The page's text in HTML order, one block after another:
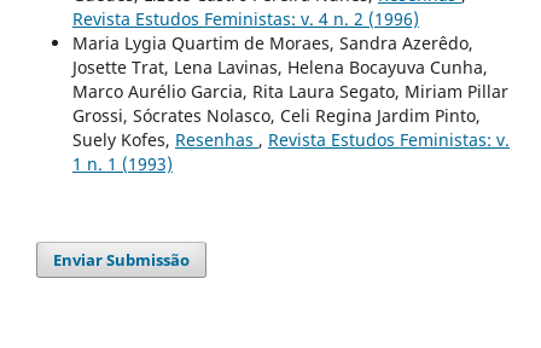
Revista Estudos Feministas: v. 4 n. 2 (1996)
Maria Lygia Quartim de Moraes, Sandra Azerêdo,
Josette Trat, Lena Lavinas, Helena Bocayuva Cunha,
Marco Aurélio Garcia, Rita Laura Segato, Miriam Pillar
Grossi, Sócrates Nolasco, Celi Regina Jardim Pinto,
Suely Kofes, Resenhas , Revista Estudos Feministas: v.
1 n. 1 (1993)
Enviar Submissão